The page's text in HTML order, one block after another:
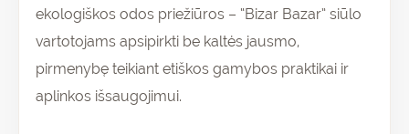
ekologiškos odos priežiūros – “Bizar Bazar” siūlo
vartotojams apsipirkti be kaltės jausmo,
pirmenybę teikiant etiškos gamybos praktikai ir
aplinkos išsaugojimui.